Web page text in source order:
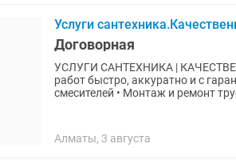
Услуги
Договорная
УСЛУГИ САНТЕХНИКА |
работ быстро, аккуратно и с
смесителей • Монтаж и ремонт
Алматы, 3 августа